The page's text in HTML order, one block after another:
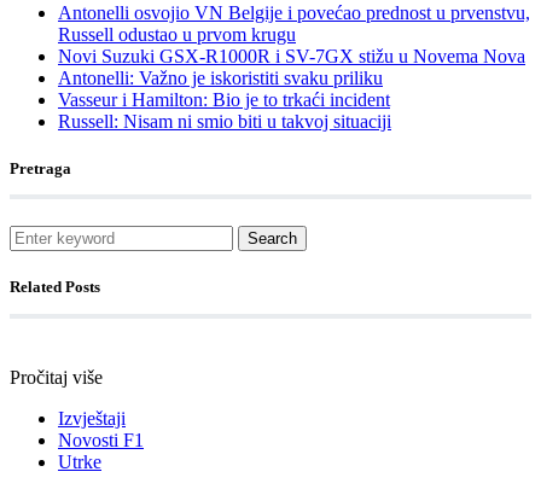
Antonelli osvojio VN Belgije i povećao prednost u prvenstvu,
Russell odustao u prvom krugu
Novi Suzuki GSX-R1000R i SV-7GX stižu u Novema Nova
Antonelli: Važno je iskoristiti svaku priliku
Vasseur i Hamilton: Bio je to trkaći incident
Russell: Nisam ni smio biti u takvoj situaciji
Pretraga
Search
Related Posts
Pročitaj više
Izvještaji
Novosti F1
Utrke